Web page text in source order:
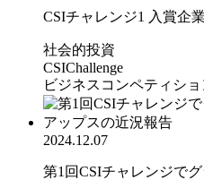
CSIチャレンジ1 入賞企
社会的投資
CSIChallenge
ビジネスコンペティショ
2024.12.07
第1回CSIチャレンジで